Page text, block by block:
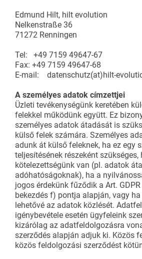
Edmund Hilt, hilt evolution
Nelkenstraße 36
71272 Renningen
Tel: +49 7159 49647-67
Fax: +49 7159 49647-68
E-mail: datenschutz(at)hilt-
A személyes adatok címzettjei
Üzleti tevékenységünk keretében
felekkel működünk együtt. Ez
személyes adatok átadását is
külső felek számára. Személyes
adunk át külső feleknek, ha ez egy
teljesítésének részeként szükséges,
kötelezettségünk van (pl. adatok
adóhatóságoknak), ha a
jogos érdekünk fűződik a Art.
bekezdés f) pontja alapján, vagy
lehetővé az adatok közlését.
igénybevétele esetén ügyfeleink
kizárólag az adatfeldolgozásra
szerződés alapján adjuk ki. Közös
közös feldolgozási szerződést